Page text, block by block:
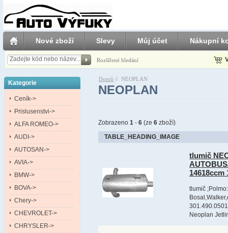
Nové zboží Slevy Můj účet Nákupní
Rozšířené hledání
Kategorie
Ceník->
Prislusenstvi->
ALFA ROMEO->
AUDI->
AUTOSAN->
AVIA->
BMW->
BOVA->
Chery->
CHEVROLET->
CHRYSLER->
Domů // NEOPLAN
NEOPLAN
Zobrazeno1 -6 (ze6 zboží)
TABLE_HEADING_IMAGE
tlumič
14618ccm
tlumič
Neoplan